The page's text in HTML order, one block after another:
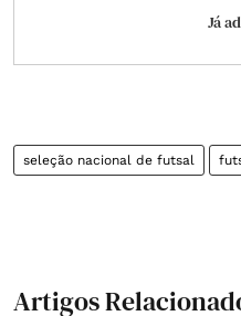
Já
seleção nacional de futsal
Artigos